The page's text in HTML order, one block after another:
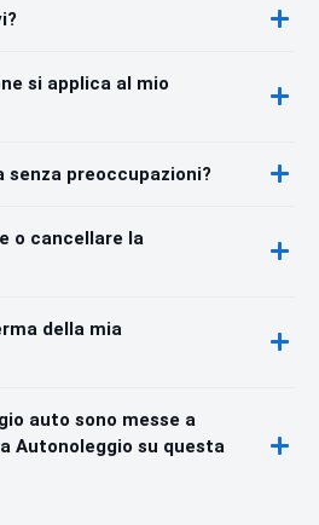
si applica al mio
preoccupazioni?
o cancellare la
della mia
auto sono messe a
Autonoleggio su questa